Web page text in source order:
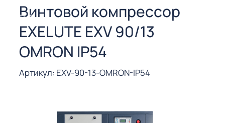
Винтовой компрессор
EXELUTE EXV 90/13
OMRON IP54
Артикул: EXV-90-13-OMRON-IP54